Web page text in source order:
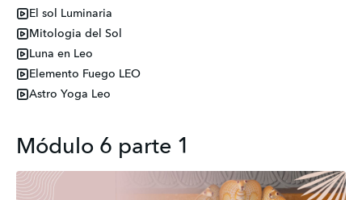
El sol Luminaria
Mitologia del Sol
Luna en Leo
Elemento Fuego LEO
Astro Yoga Leo
Módulo 6 parte 1